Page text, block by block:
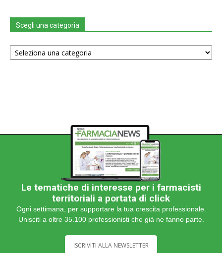
Scegli una categoria
Scegli
una
Le tematiche di interesse per i farmacisti
territoriali a portata di click
Ogni settimana, per supportare la tua crescita professionale.
Unisciti a oltre 35.100 professionisti che già ne fanno parte.
ISCRIVITI ALLA NEWSLETTER